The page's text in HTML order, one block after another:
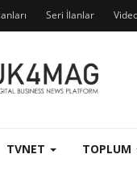
Seri İlanlar
TVNET TOPLUM